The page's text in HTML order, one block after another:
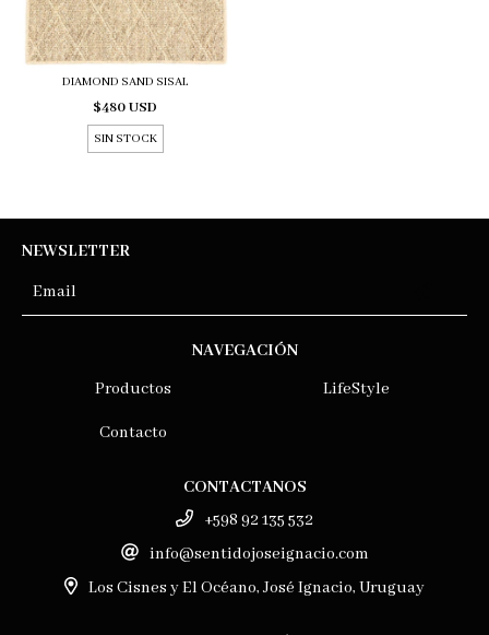
DIAMOND SAND SISAL
$480 USD
SIN STOCK
NEWSLETTER
NAVEGACIÓN
Productos
LifeStyle
Contacto
CONTACTANOS
+598 92 135 532
info@sentidojoseignacio.com
Los Cisnes y El Océano, José Ignacio, Uruguay